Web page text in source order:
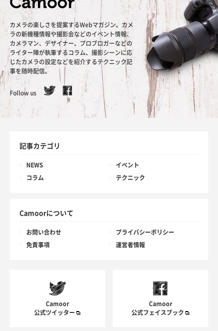
カメラの楽しさを提案するWebマガジン。カメ
ラの新機種情報や撮影会などのイベント情報、
カメラマン、デザイナー、プロブロガーなどの
ライター陣が執筆するコラム、撮影シーンに応
じたカメラの設定などを紹介するテクニック記
事を随時配信。
Follow us
記事カテゴリ
NEWS イベント
コラム テクニック
Camoorについて
お問い合わせ プライバシーポリシー
免責事項 運営者情報
Camoor
公式ツイッター
Camoor
公式フェイスブック